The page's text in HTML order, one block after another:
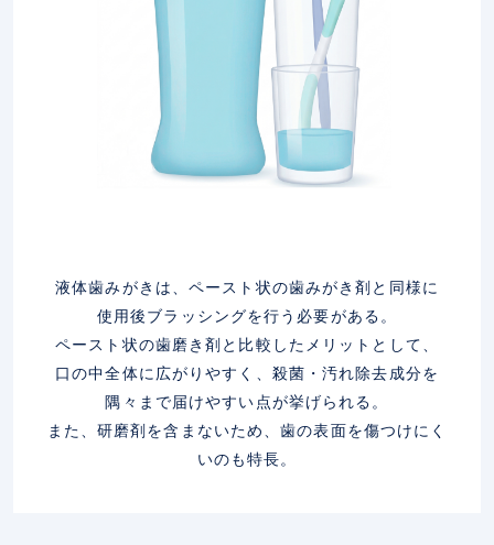
液体歯みがきは、ペースト状の歯みがき剤と同様に
使用後ブラッシングを行う必要がある。
ペースト状の歯磨き剤と比較したメリットとして、
口の中全体に広がりやすく、殺菌・汚れ除去成分を
隅々まで届けやすい点が挙げられる。
また、研磨剤を含まないため、歯の表面を傷つけにく
いのも特長。